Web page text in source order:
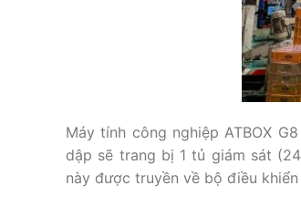
Máy tính công nghiệp ATBOX
dập sẽ trang bị 1 tủ giám sát
này được truyền về bộ điều